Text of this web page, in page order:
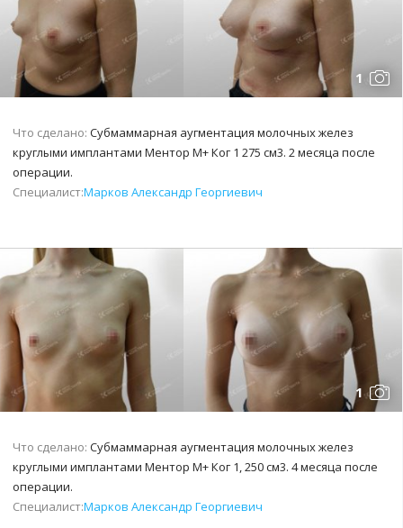
1
Что сделано: Субмаммарная аугментация молочных желез
круглыми имплантами Ментор М+ Ког 1 275 см3. 2 месяца после
операции.
Специалист:Марков Александр Георгиевич
1
Что сделано: Субмаммарная аугментация молочных желез
круглыми имплантами Ментор М+ Ког 1, 250 см3. 4 месяца после
операции.
Специалист:Марков Александр Георгиевич